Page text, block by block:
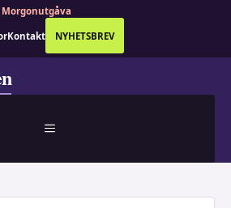
Morgonutgåva
Kontakt NYHETSBREV
MENY